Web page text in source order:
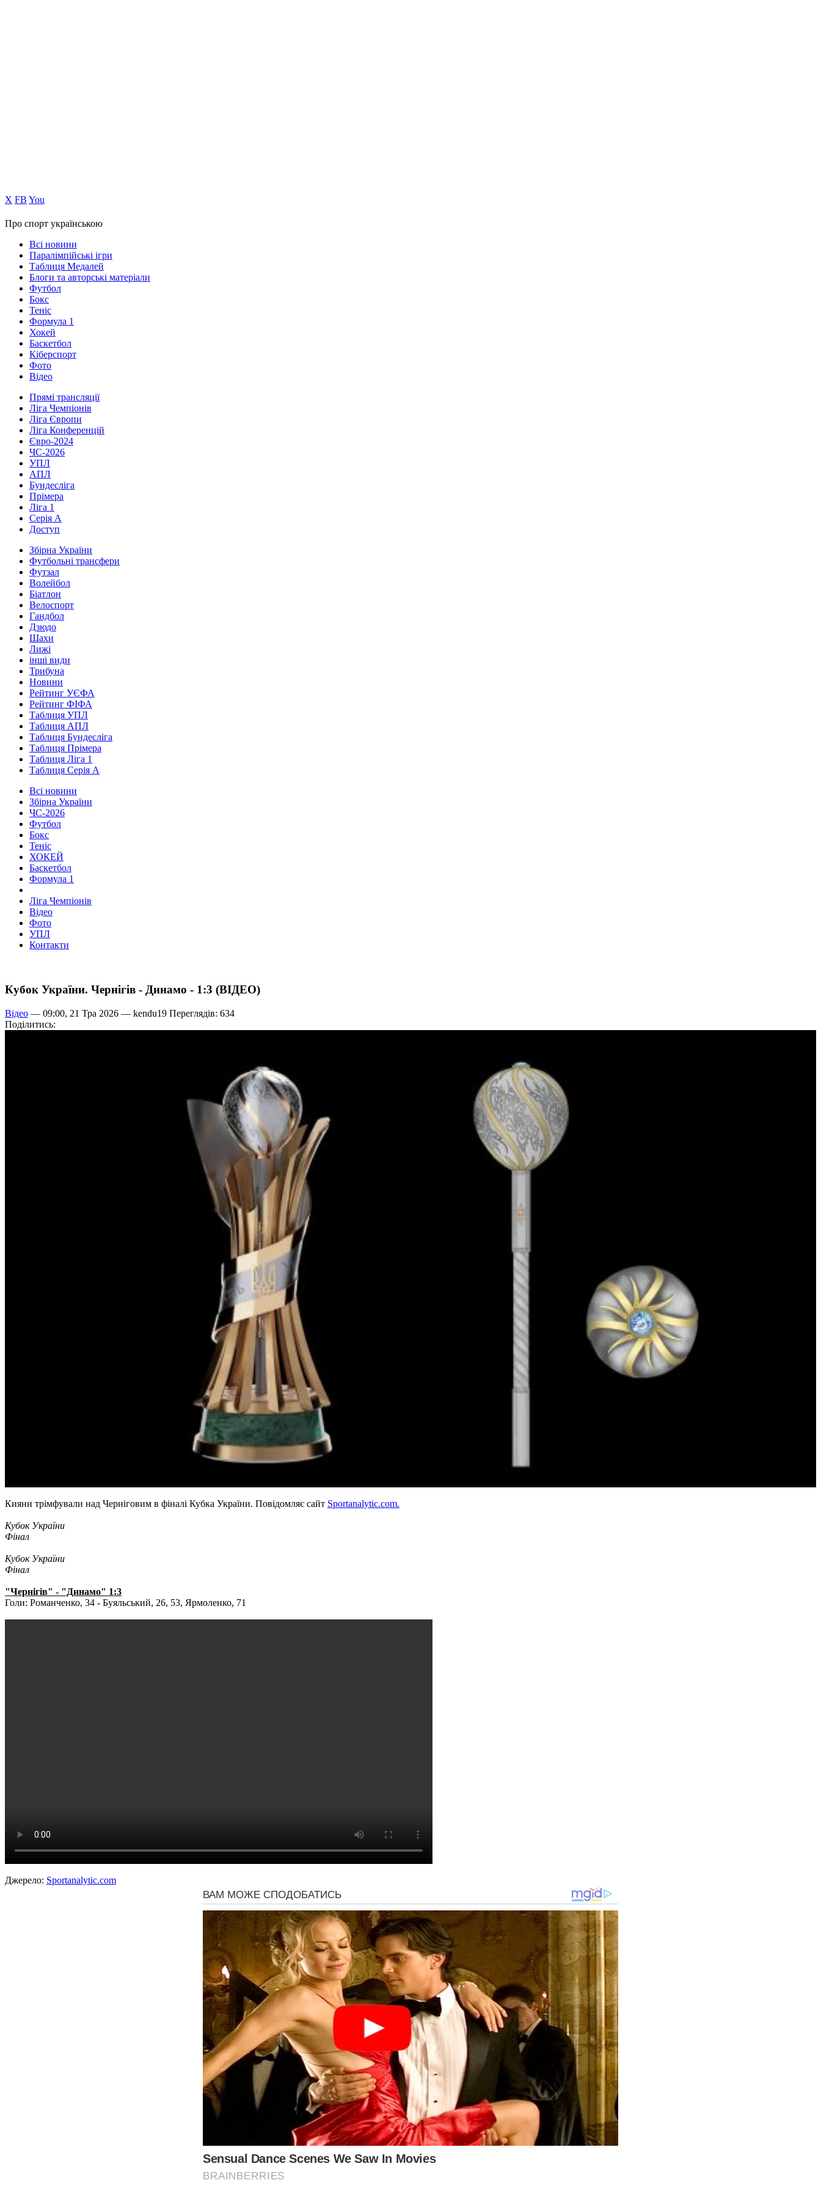
Х FB You
Про спорт українською
Всі новини
Паралімпійські ігри
Таблиця Медалей
Блоги та авторські матеріали
Футбол
Бокс
Теніс
Формула 1
Хокей
Баскетбол
Кіберспорт
Фото
Відео
Прямі трансляції
Ліга Чемпіонів
Ліга Європи
Ліга Конференцій
Євро-2024
ЧС-2026
УПЛ
АПЛ
Бундесліга
Прімера
Ліга 1
Серія А
Доступ
Збірна України
Футбольні трансфери
Футзал
Волейбол
Біатлон
Велоспорт
Гандбол
Дзюдо
Шахи
Лижі
інші види
Трибуна
Новини
Рейтинг УЄФА
Рейтинг ФІФА
Таблиця УПЛ
Таблиця АПЛ
Таблиця Бундесліга
Таблиця Прімера
Таблиця Ліга 1
Таблиця Серія А
Всі новини
Збірна України
ЧС-2026
Футбол
Бокс
Теніс
ХОКЕЙ
Баскетбол
Формула 1
Ліга Чемпіонів
Відео
Фото
УПЛ
Контакти
Кубок України. Чернігів - Динамо - 1:3 (ВІДЕО)
Відео — 09:00, 21 Тра 2026 — kendu19 Переглядів: 634
Поділитись:
Кияни трімфували над Черніговим в фіналі Кубка України. Повідомляє сайт Sportanalytic.com.
Кубок України
Фінал
Кубок України
Фінал
"Чернігів" - "Динамо" 1:3
Голи: Романченко, 34 - Буяльський, 26, 53, Ярмоленко, 71
Джерело: Sportanalytic.com